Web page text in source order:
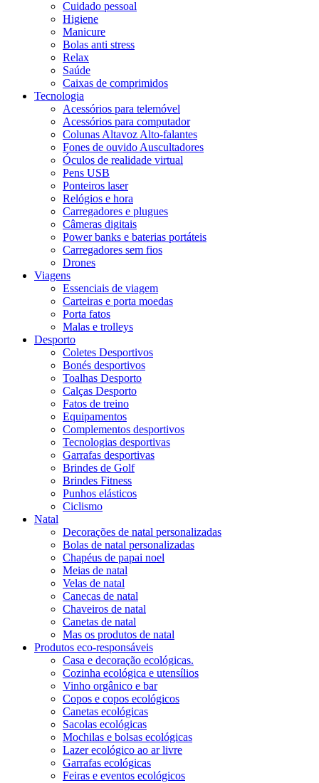
Cuidado pessoal
Higiene
Manicure
Bolas anti stress
Relax
Saúde
Caixas de comprimidos
Tecnologia
Acessórios para telemóvel
Acessórios para computador
Colunas Altavoz Alto-falantes
Fones de ouvido Auscultadores
Óculos de realidade virtual
Pens USB
Ponteiros laser
Relógios e hora
Carregadores e plugues
Câmeras digitais
Power banks e baterias portáteis
Carregadores sem fios
Drones
Viagens
Essenciais de viagem
Carteiras e porta moedas
Porta fatos
Malas e trolleys
Desporto
Coletes Desportivos
Bonés desportivos
Toalhas Desporto
Calças Desporto
Fatos de treino
Equipamentos
Complementos desportivos
Tecnologias desportivas
Garrafas desportivas
Brindes de Golf
Brindes Fitness
Punhos elásticos
Ciclismo
Natal
Decorações de natal personalizadas
Bolas de natal personalizadas
Chapéus de papai noel
Meias de natal
Velas de natal
Canecas de natal
Chaveiros de natal
Canetas de natal
Mas os produtos de natal
Produtos eco-responsáveis
Casa e decoração ecológicas.
Cozinha ecológica e utensílios
Vinho orgânico e bar
Copos e copos ecológicos
Canetas ecológicas
Sacolas ecológicas
Mochilas e bolsas ecológicas
Lazer ecológico ao ar livre
Garrafas ecológicas
Feiras e eventos ecológicos